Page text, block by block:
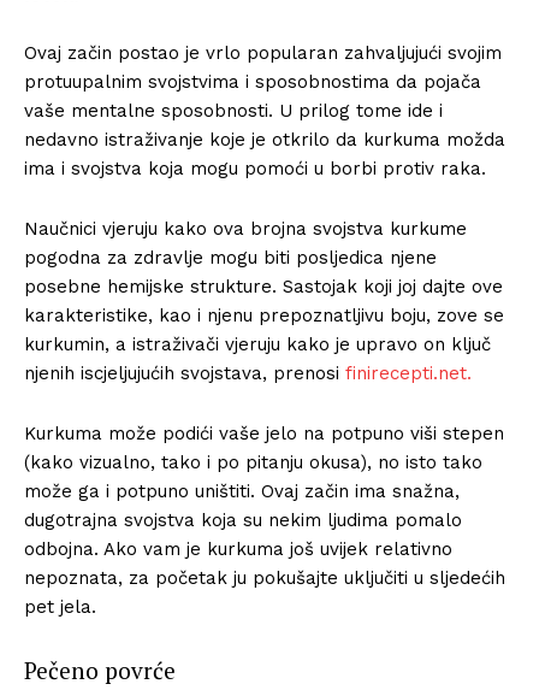
Ovaj začin postao je vrlo popularan zahvaljujući svojim
protuupalnim svojstvima i sposobnostima da pojača
vaše mentalne sposobnosti. U prilog tome ide i
nedavno istraživanje koje je otkrilo da kurkuma možda
ima i svojstva koja mogu pomoći u borbi protiv raka.
Naučnici vjeruju kako ova brojna svojstva kurkume
pogodna za zdravlje mogu biti posljedica njene
posebne hemijske strukture. Sastojak koji joj dajte ove
karakteristike, kao i njenu prepoznatljivu boju, zove se
kurkumin, a istraživači vjeruju kako je upravo on ključ
njenih iscjeljujućih svojstava, prenosi finirecepti.net.
Kurkuma može podići vaše jelo na potpuno viši stepen
(kako vizualno, tako i po pitanju okusa), no isto tako
može ga i potpuno uništiti. Ovaj začin ima snažna,
dugotrajna svojstva koja su nekim ljudima pomalo
odbojna. Ako vam je kurkuma još uvijek relativno
nepoznata, za početak ju pokušajte uključiti u sljedećih
pet jela.
Pečeno povrće